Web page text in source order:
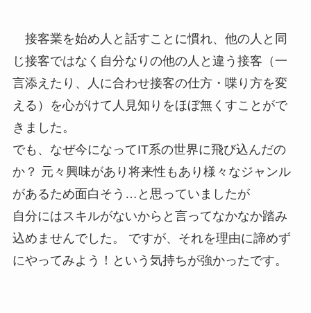
接客業を始め人と話すことに慣れ、他の人と同
じ接客ではなく自分なりの他の人と違う接客（一
言添えたり、人に合わせ接客の仕方・喋り方を変
える）を心がけて人見知りをほぼ無くすことがで
きました。
でも、なぜ今になってIT系の世界に飛び込んだの
か？ 元々興味があり将来性もあり様々なジャンル
があるため面白そう…と思っていましたが
自分にはスキルがないからと言ってなかなか踏み
込めませんでした。 ですが、それを理由に諦めず
にやってみよう！という気持ちが強かったです。